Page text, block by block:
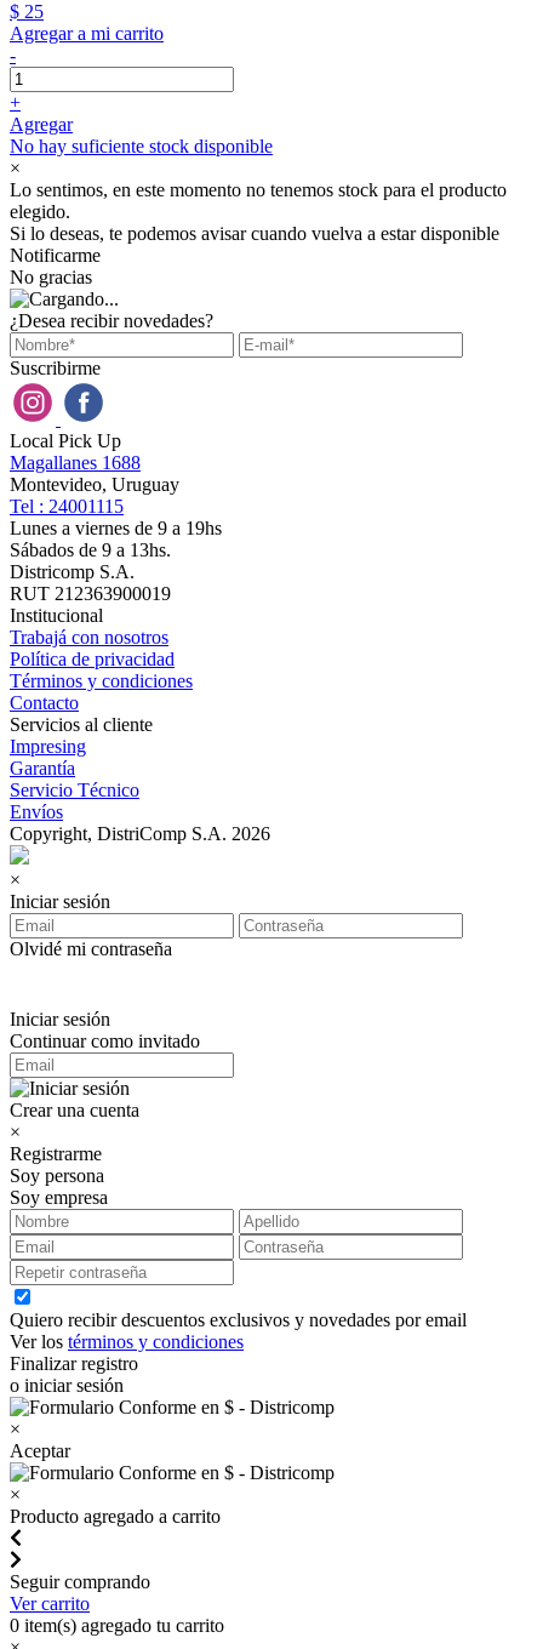
$ 25
Agregar a mi carrito
-
+
Agregar
No hay suficiente stock disponible
×
Lo sentimos, en este momento no tenemos stock para el producto
elegido.
Si lo deseas, te podemos avisar cuando vuelva a estar disponible
Notificarme
No gracias
¿Desea recibir novedades?
Suscribirme
Local Pick Up
Magallanes 1688
Montevideo, Uruguay
Tel : 24001115
Lunes a viernes de 9 a 19hs
Sábados de 9 a 13hs.
Districomp S.A.
RUT 212363900019
Institucional
Trabajá con nosotros
Política de privacidad
Términos y condiciones
Contacto
Servicios al cliente
Impresing
Garantía
Servicio Técnico
Envíos
Copyright, DistriComp S.A. 2026
×
Iniciar sesión
Olvidé mi contraseña
Iniciar sesión
Continuar como invitado
Crear una cuenta
×
Registrarme
Soy persona
Soy empresa
Quiero recibir descuentos exclusivos y novedades por email
Ver los términos y condiciones
Finalizar registro
o iniciar sesión
×
Aceptar
×
Producto agregado a carrito
Seguir comprando
Ver carrito
0 item(s) agregado tu carrito